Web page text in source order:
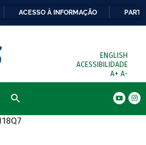
ACESSO À INFORMAÇÃO
ENGLISH
ACESSIBILIDADE
A+ A-